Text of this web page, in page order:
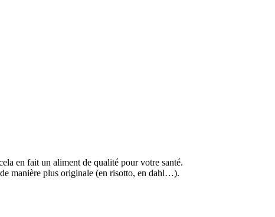
en fait un aliment de qualité pour votre santé.
manière plus originale (en risotto, en dahl…).